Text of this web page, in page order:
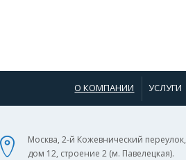
О КОМПАНИИ УСЛУГИ
Москва, 2-й Кожевнический переулок,
дом 12, строение 2 (м. Павелецкая).